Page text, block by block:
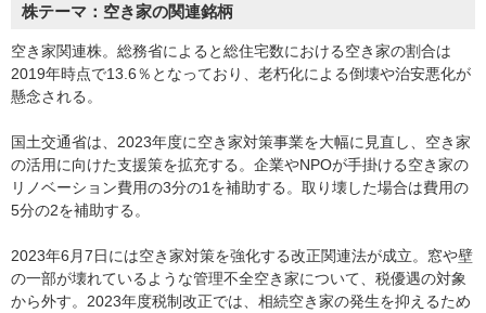
株テーマ：空き家の関連銘柄
空き家関連株。総務省によると総住宅数における空き家の割合は
2019年時点で13.6％となっており、老朽化による倒壊や治安悪化が
懸念される。
国土交通省は、2023年度に空き家対策事業を大幅に見直し、空き家
の活用に向けた支援策を拡充する。企業やNPOが手掛ける空き家の
リノベーション費用の3分の1を補助する。取り壊した場合は費用の
5分の2を補助する。
2023年6月7日には空き家対策を強化する改正関連法が成立。窓や壁
の一部が壊れているような管理不全空き家について、税優遇の対象
から外す。2023年度税制改正では、相続空き家の発生を抑えるため